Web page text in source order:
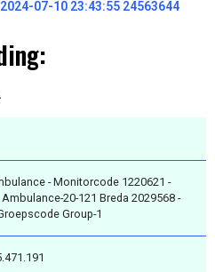
07-10 23:43:55 24563644
- Monitorcode 1220621 -
20-121 Breda 2029568 -
Group-1